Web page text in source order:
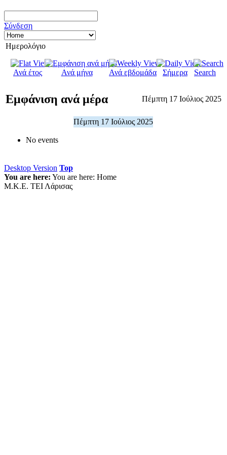
Σύνδεση
Ημερολόγιο
Ανά έτος Ανά μήνα Ανά εβδομάδα Σήμερα Search
Εμφάνιση ανά μέρα Πέμπτη 17 Ιούλιος 2025
Πέμπτη 17 Ιούλιος 2025
No events
Desktop Version Top
You are here: You are here: Home
Μ.Κ.Ε. ΤΕΙ Λάρισας